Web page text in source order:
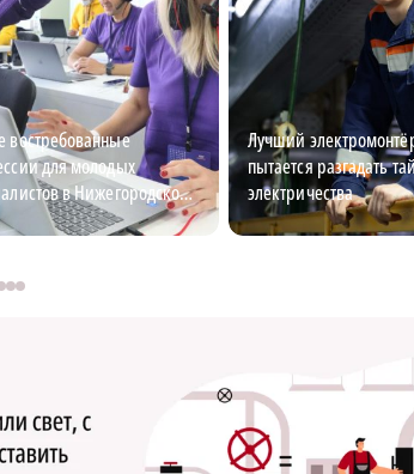
востребованные
для молодых
в Нижегородской
Лучший
пытается разгадать
электричества